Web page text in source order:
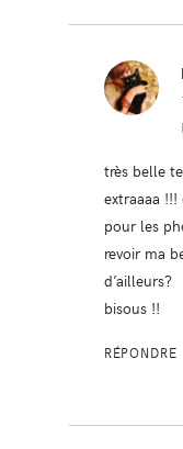
très belle
extraaaa
pour les
revoir ma
d’ailleurs?
bisous !!
RÉPONDRE